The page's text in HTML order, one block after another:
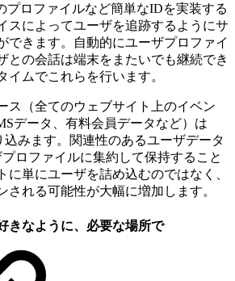
プロファイルなど簡単なIDを実装する
スによってユーザを追跡するようにサ
できます。自動的にユーザプロファイ
との会話は端末をまたいでも継続でき
イムでこれらを行います。
ス（全てのウェブサイト上のイベン
データ、有料会員データなど）は
込みます。関連性のあるユーザデータ
ロファイルに集約して保持すること
に単にユーザを詰め込むのではなく、
される可能性が大幅に増加します。
きなように、必要な場所で